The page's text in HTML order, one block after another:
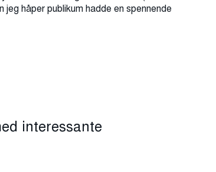
håper publikum hadde en spennende
interessante